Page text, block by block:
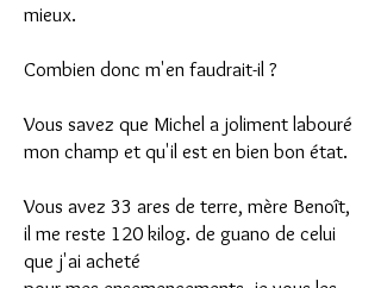
mieux.
Combien donc m'en faudrait-il ?
Vous savez que Michel a joliment labouré
mon champ et qu'il est en bien bon état.
Vous avez 33 ares de terre, mère Benoît,
il me reste 120 kilog. de guano de celui
que j'ai acheté